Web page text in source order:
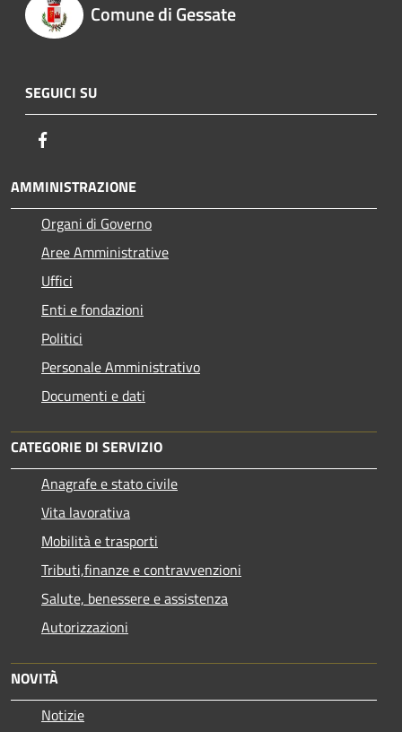
Comune di Gessate
SEGUICI SU
AMMINISTRAZIONE
Organi di Governo
Aree Amministrative
Uffici
Enti e fondazioni
Politici
Personale Amministrativo
Documenti e dati
CATEGORIE DI SERVIZIO
Anagrafe e stato civile
Vita lavorativa
Mobilità e trasporti
Tributi,finanze e contravvenzioni
Salute, benessere e assistenza
Autorizzazioni
NOVITÀ
Notizie